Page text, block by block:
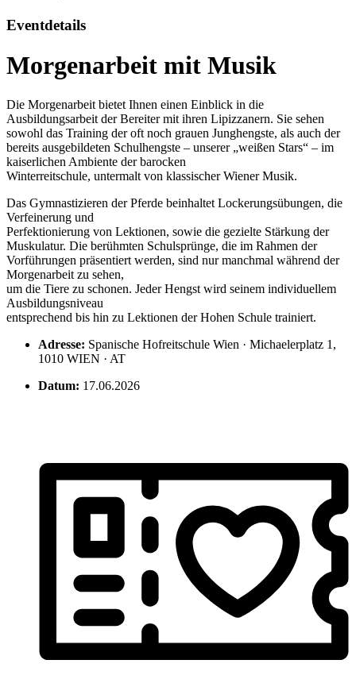
Eventdetails
Morgenarbeit mit Musik
Die Morgenarbeit bietet Ihnen einen Einblick in die
Ausbildungsarbeit der Bereiter mit ihren Lipizzanern. Sie sehen
sowohl das Training der oft noch grauen Junghengste, als auch der
bereits ausgebildeten Schulhengste – unserer „weißen Stars“ – im
kaiserlichen Ambiente der barocken
Winterreitschule, untermalt von klassischer Wiener Musik.
Das Gymnastizieren der Pferde beinhaltet Lockerungsübungen, die
Verfeinerung und
Perfektionierung von Lektionen, sowie die gezielte Stärkung der
Muskulatur. Die berühmten Schulsprünge, die im Rahmen der
Vorführungen präsentiert werden, sind nur manchmal während der
Morgenarbeit zu sehen,
um die Tiere zu schonen. Jeder Hengst wird seinem individuellem
Ausbildungsniveau
entsprechend bis hin zu Lektionen der Hohen Schule trainiert.
Adresse: Spanische Hofreitschule Wien · Michaelerplatz 1,
1010 WIEN · AT
Datum: 17.06.2026